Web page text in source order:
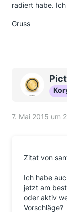
radiert habe.
Gruss
7. Mai 2015 um
Zitat von
Ich habe
jetzt am
oder aktiv
Vorschläge?